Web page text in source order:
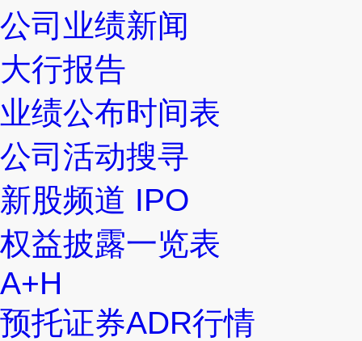
公司业绩新闻
大行报告
业绩公布时间表
公司活动搜寻
新股频道 IPO
权益披露一览表
A+H
预托证券ADR行情